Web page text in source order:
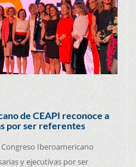
de CEAPI reconoce a
por ser referentes
Iberoamericano
y ejecutivas por ser